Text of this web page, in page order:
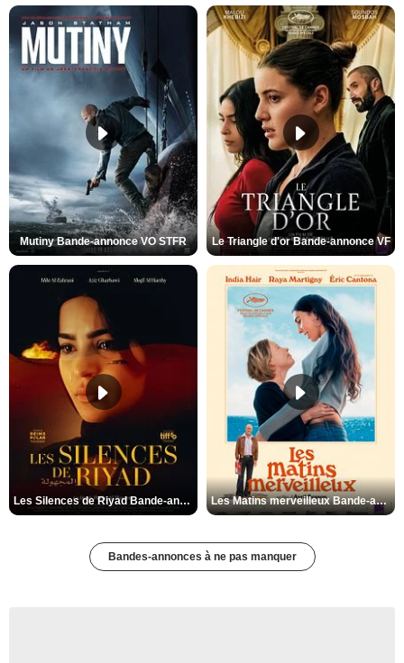
Mutiny Bande-annonce VO STFR Le Triangle d'or Bande-annonce VF
Les Silences de Riyad Bande-annonce VO STFR Les Matins merveilleux Bande-annonce VF
Bandes-annonces à ne pas manquer